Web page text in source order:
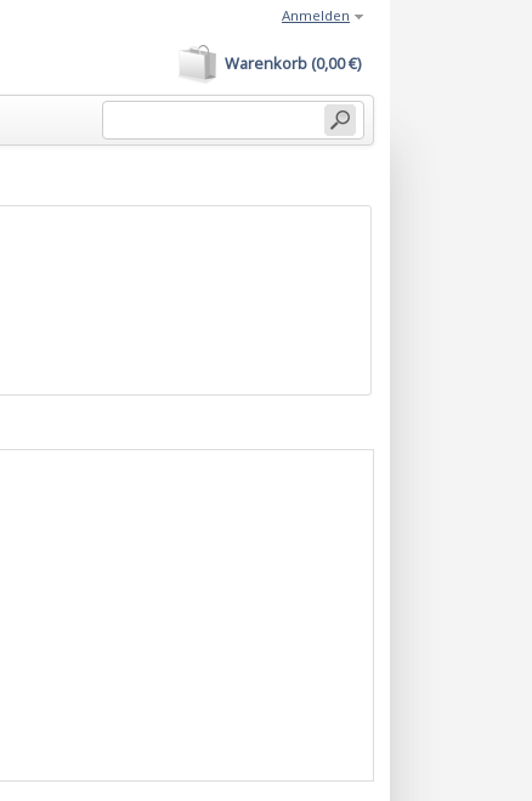
Warenkorb (0,00 €)
Anmelden